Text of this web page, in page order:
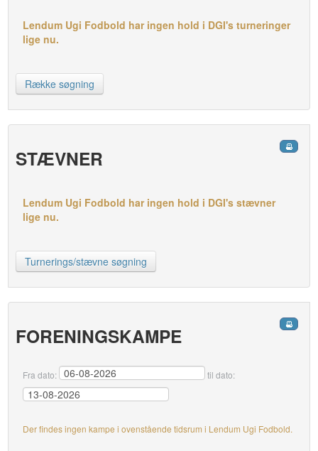
Lendum Ugi Fodbold har ingen hold i DGI's turneringer
lige nu.
Række søgning
STÆVNER
Lendum Ugi Fodbold har ingen hold i DGI's stævner
lige nu.
Turnerings/stævne søgning
FORENINGSKAMPE
Fra dato: til dato:
Der findes ingen kampe i ovenstående tidsrum i Lendum Ugi Fodbold.